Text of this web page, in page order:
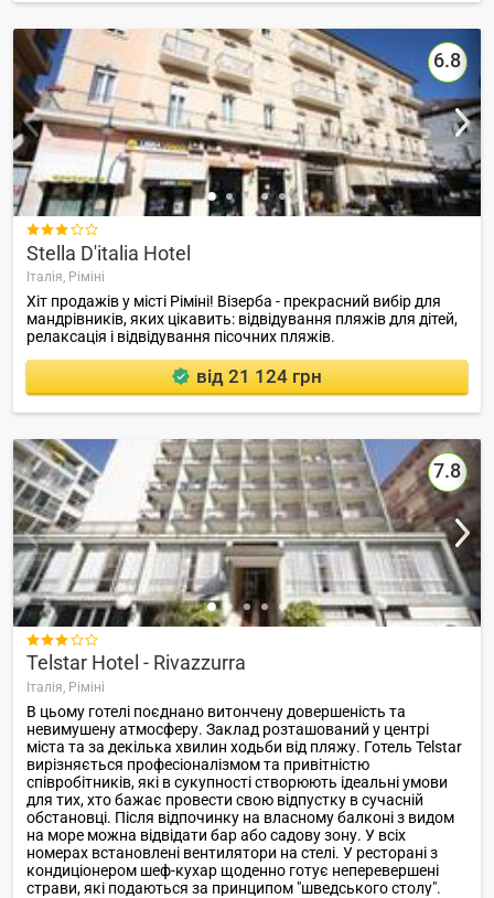
6.8

Stella D'italia Hotel
Італія, Ріміні
Хіт продажів у місті Ріміні! Візерба - прекрасний вибір для
мандрівників, яких цікавить: відвідування пляжів для дітей,
релаксація і відвідування пісочних пляжів.
від 21 124 грн
7.8

Telstar Hotel - Rivazzurra
Італія, Ріміні
В цьому готелі поєднано витончену довершеність та
невимушену атмосферу. Заклад розташований у центрі
міста та за декілька хвилин ходьби від пляжу. Готель Telstar
вирізняється професіоналізмом та привітністю
співробітників, які в сукупності створюють ідеальні умови
для тих, хто бажає провести свою відпустку в сучасній
обстановці. Після відпочинку на власному балконі з видом
на море можна відвідати бар або садову зону. У всіх
номерах встановлені вентилятори на стелі. У ресторані з
кондиціонером шеф-кухар щоденно готує неперевершені
страви, які подаються за принципом "шведського столу".